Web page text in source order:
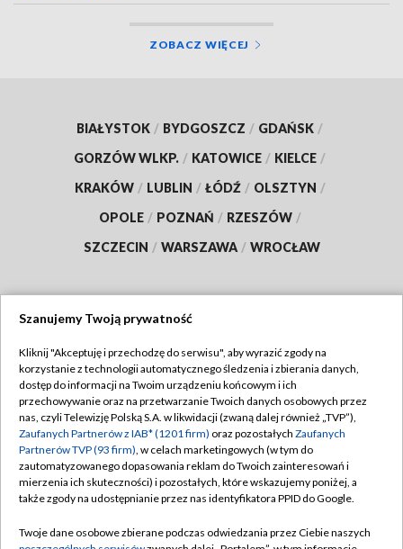
ZOBACZ WIĘCEJ
BIAŁYSTOK / BYDGOSZCZ / GDAŃSK /
GORZÓW WLKP. / KATOWICE / KIELCE /
KRAKÓW / LUBLIN / ŁÓDŹ / OLSZTYN /
OPOLE / POZNAŃ / RZESZÓW /
SZCZECIN / WARSZAWA / WROCŁAW
TVP
Abonament TVP
Emisja w TVP
Centrum informacji TVP
Naziemna Telewizja Cyfrowa
Regulamin TVP
Polityka prywatności
Moje zgody
Pomoc
Szanujemy Twoją prywatność
Kliknij "Akceptuję i przechodzę do serwisu", aby wyrazić zgody na
korzystanie z technologii automatycznego śledzenia i zbierania danych,
dostęp do informacji na Twoim urządzeniu końcowym i ich
przechowywanie oraz na przetwarzanie Twoich danych osobowych przez
nas, czyli Telewizję Polską S.A. w likwidacji (zwaną dalej również „TVP”),
Zaufanych Partnerów z IAB* (1201 firm) oraz pozostałych Zaufanych
Partnerów TVP (93 firm), w celach marketingowych (w tym do
zautomatyzowanego dopasowania reklam do Twoich zainteresowań i
mierzenia ich skuteczności) i pozostałych, które wskazujemy poniżej, a
także zgody na udostępnianie przez nas identyfikatora PPID do Google.
Twoje dane osobowe zbierane podczas odwiedzania przez Ciebie naszych